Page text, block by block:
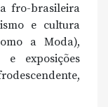
fro-brasileira
e cultura
a Moda),
e exposições